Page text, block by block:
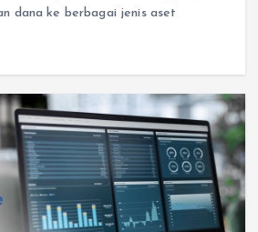
dana ke berbagai jenis aset